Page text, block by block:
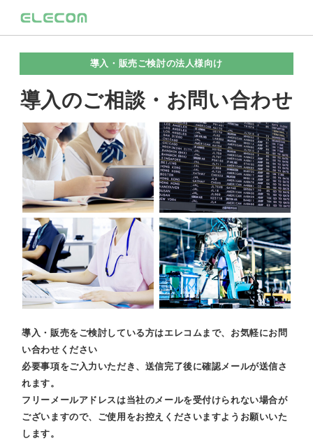
導入・販売ご検討の法人様向け
導入のご相談・お問い合わせ
導入・販売をご検討している方はエレコムまで、お気軽にお問
い合わせください
必要事項をご入力いただき、送信完了後に確認メールが送信さ
れます。
フリーメールアドレスは当社のメールを受付けられない場合が
ございますので、ご使用をお控えくださいますようお願いいた
します。